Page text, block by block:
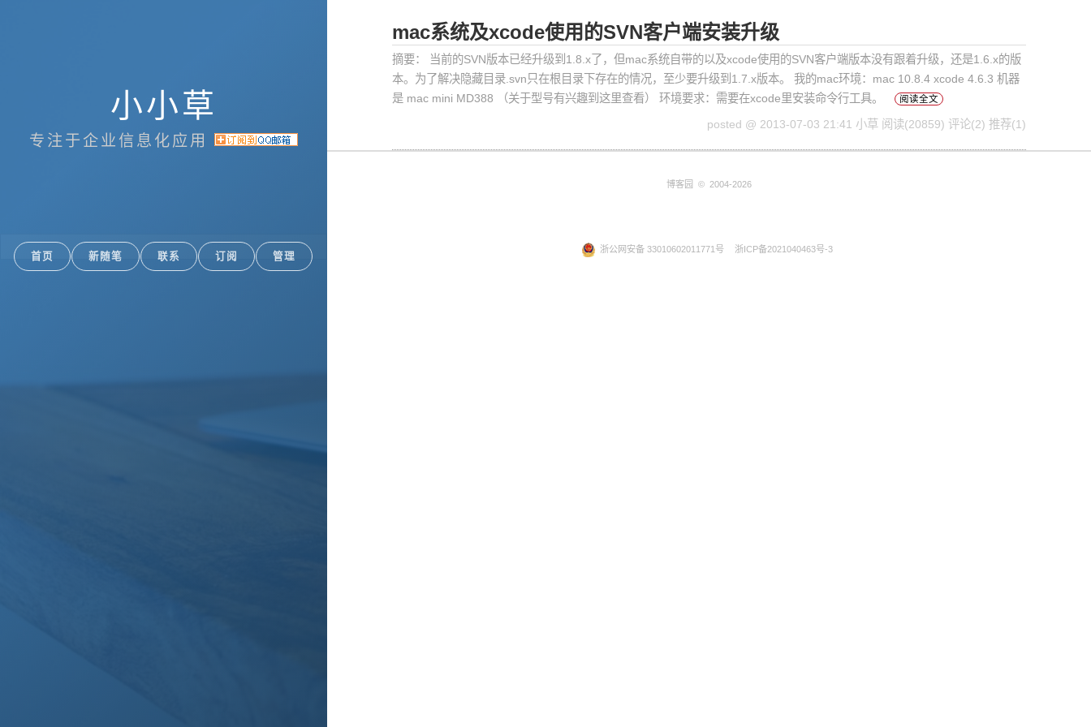
小小草
专注于企业信息化应用
首页 新随笔 联系 订阅 管理
mac系统及xcode使用的SVN客户端安装升级
摘要： 当前的SVN版本已经升级到1.8.x了，但mac系统自带的以及xcode使用的SVN客户端版本没有跟着升级，还是1.6.x的版
本。为了解决隐藏目录.svn只在根目录下存在的情况，至少要升级到1.7.x版本。 我的mac环境：mac 10.8.4 xcode 4.6.3 机器
是 mac mini MD388 （关于型号有兴趣到这里查看） 环境要求：需要在xcode里安装命令行工具。
阅读全文
posted @ 2013-07-03 21:41 小草 阅读(20859) 评论(2) 推荐(1)
博客园 © 2004-2026
浙公网安备 33010602011771号 浙ICP备2021040463号-3